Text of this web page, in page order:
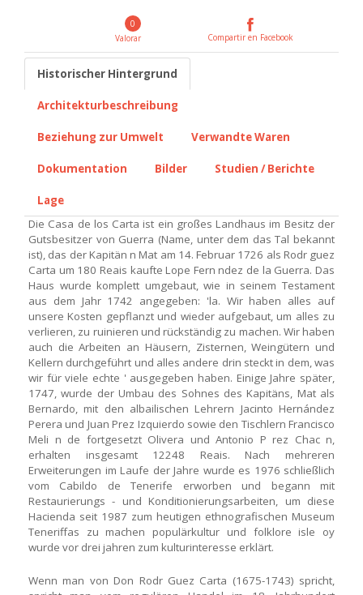
0
Valorar
Compartir en Facebook
Historischer Hintergrund
Architekturbeschreibung
Beziehung zur Umwelt Verwandte Waren
Dokumentation Bilder Studien / Berichte
Lage
Die Casa de los Carta ist ein großes Landhaus im Besitz der
Gutsbesitzer von Guerra (Name, unter dem das Tal bekannt
ist), das der Kapitän n Mat am 14. Februar 1726 als Rodr guez
Carta um 180 Reais kaufte Lope Fern ndez de la Guerra. Das
Haus wurde komplett umgebaut, wie in seinem Testament
aus dem Jahr 1742 angegeben: 'la. Wir haben alles auf
unsere Kosten gepflanzt und wieder aufgebaut, um alles zu
verlieren, zu ruinieren und rückständig zu machen. Wir haben
auch die Arbeiten an Häusern, Zisternen, Weingütern und
Kellern durchgeführt und alles andere drin steckt in dem, was
wir für viele echte ' ausgegeben haben. Einige Jahre später,
1747, wurde der Umbau des Sohnes des Kapitäns, Mat als
Bernardo, mit den albailischen Lehrern Jacinto Hernández
Perera und Juan Prez Izquierdo sowie den Tischlern Francisco
Meli n de fortgesetzt Olivera und Antonio P rez Chac n,
erhalten insgesamt 12248 Reais.
Nach mehreren
Erweiterungen im Laufe der Jahre wurde es 1976 schließlich
vom Cabildo de Tenerife erworben und begann mit
Restaurierungs - und Konditionierungsarbeiten, um diese
Hacienda seit 1987 zum heutigen ethnografischen Museum
Teneriffas zu machen populärkultur und folklore isle oy
wurde vor drei jahren zum kulturinteresse erklärt.
Wenn man von Don Rodr Guez Carta (1675-1743) spricht,